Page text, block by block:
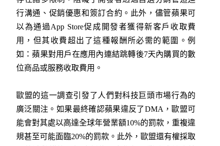
行溝通、促銷優惠和簽訂合約。此外，儘管蘋果可
以為通過App Store促成開發者獲得新客戶收取費
用，但其收費超出了這種報酬所必需的範圍。例
如：蘋果對用戶在應用內連結跳轉後7天內購買的數
位商品或服務收取費用。
歐盟的這一調查引發了人們對科技巨頭市場行為的
廣泛關注。如果最終確認蘋果違反了DMA，歐盟可
能會對其處以高達全球年營業額10%的罰款，重複違
規甚至可能面臨20%的罰款。此外，歐盟還有權採取